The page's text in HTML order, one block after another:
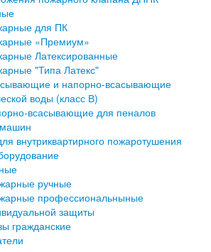
для ПК
«Премиум»
Латексированные
"Типа Латекс"
и напорно-всасывающие
воды (класс В)
всасывающие для пеналов
внутриквартирного пожаротушения
ручные
профессиональныные
защиты
гражданские